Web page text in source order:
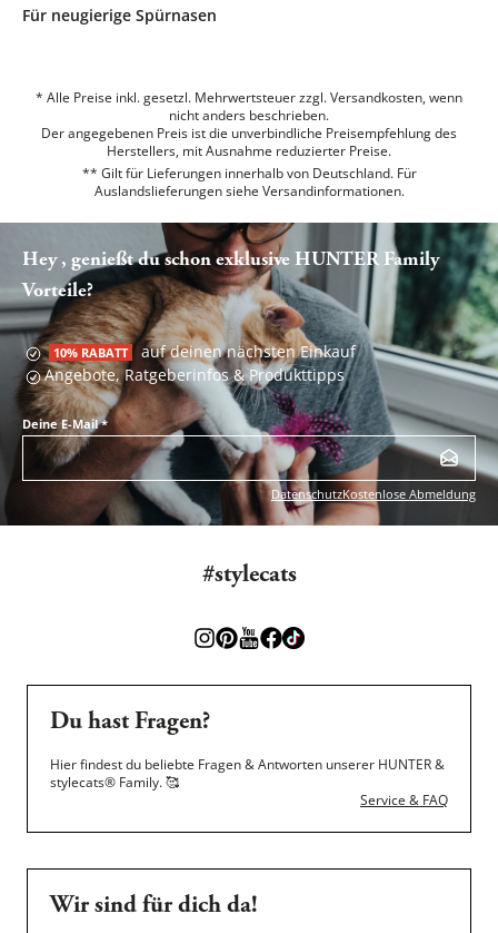
Für neugierige Spürnasen
* Alle Preise inkl. gesetzl. Mehrwertsteuer zzgl. Versandkosten, wenn
nicht anders beschrieben.
Der angegebenen Preis ist die unverbindliche Preisempfehlung des
Herstellers, mit Ausnahme reduzierter Preise.
** Gilt für Lieferungen innerhalb von Deutschland. Für
Auslandslieferungen siehe Versandinformationen.
Hey , genießt du schon exklusive HUNTER Family
Vorteile?
10% RABATT auf deinen nächsten Einkauf
Angebote, Ratgeberinfos & Produkttipps
Deine E-Mail*
DatenschutzKostenlose Abmeldung
#stylecats
Du hast Fragen?
Hier findest du beliebte Fragen & Antworten unserer HUNTER &
stylecats® Family.🥰
Service & FAQ
Wir sind für dich da!